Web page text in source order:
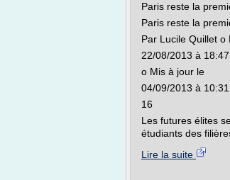
Paris reste la
Paris reste la
Par Lucile Quillet o
22/08/2013 à 18:47
o Mis à jour le
04/09/2013 à 10:31
16
Les futures élites
étudiants des
Lire la suite